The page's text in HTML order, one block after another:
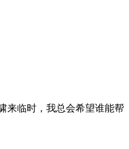
来临时，我总会希望谁能帮